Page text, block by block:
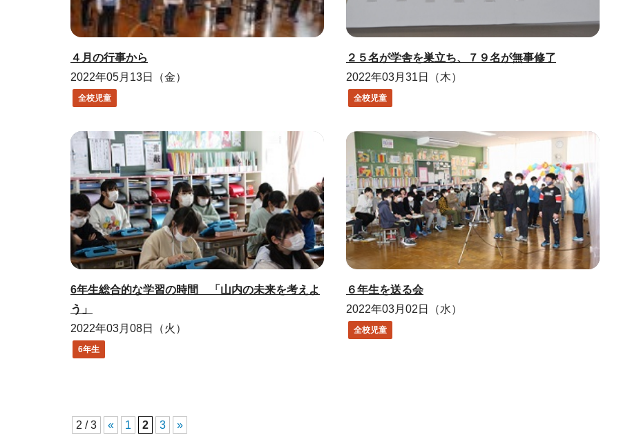
４月の行事から
2022年05月13日（金）
全校児童
２５名が学舎を巣立ち、７９名が無事修了
2022年03月31日（木）
全校児童
6年生総合的な学習の時間 「山内の未来を考えよ
う」
2022年03月08日（火）
6年生
６年生を送る会
2022年03月02日（水）
全校児童
2 / 3 « 1 2 3 »